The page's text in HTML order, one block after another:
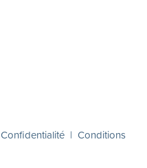
Confidentialité | Conditions